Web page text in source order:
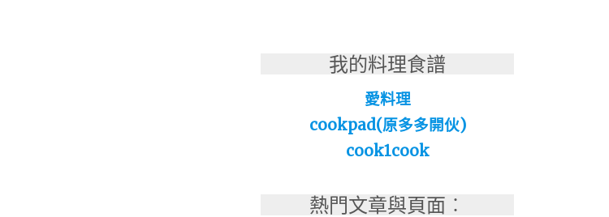
我的料理食譜
愛料理
cookpad(原多多開伙)
cook1cook
熱門文章與頁面︰